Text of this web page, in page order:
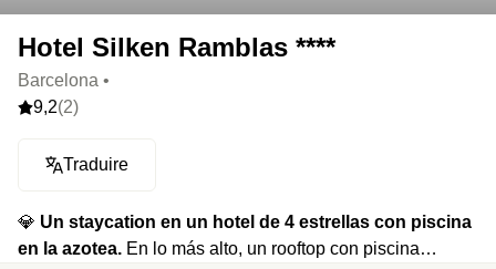
Hotel Silken Ramblas ****
Barcelona •
9,2(2)
Traduire
💎 Un staycation en un hotel de 4 estrellas con piscina
en la azotea. En lo más alto, un rooftop con piscina